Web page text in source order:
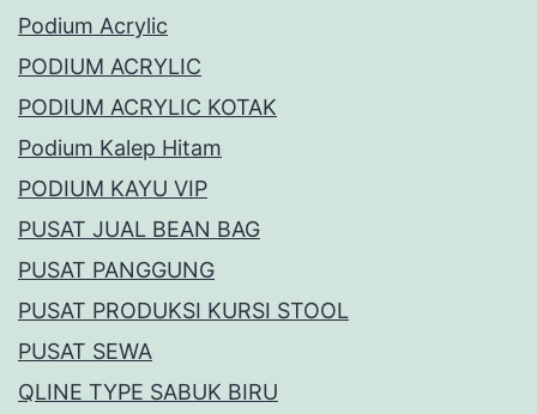
Podium Acrylic
PODIUM ACRYLIC
PODIUM ACRYLIC KOTAK
Podium Kalep Hitam
PODIUM KAYU VIP
PUSAT JUAL BEAN BAG
PUSAT PANGGUNG
PUSAT PRODUKSI KURSI STOOL
PUSAT SEWA
QLINE TYPE SABUK BIRU